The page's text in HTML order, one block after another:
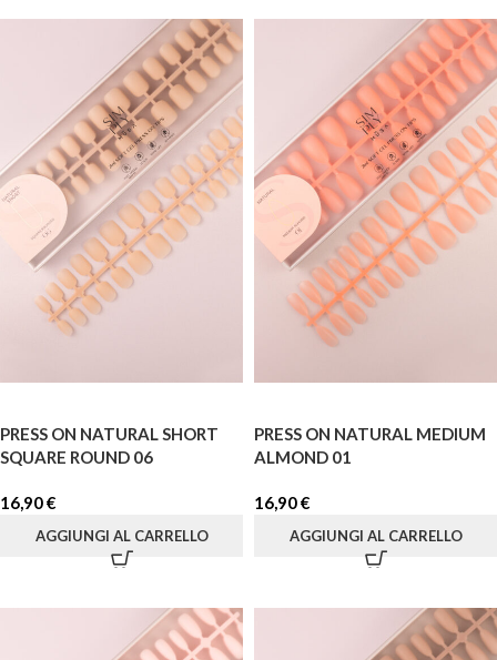
PRESS ON NATURAL SHORT
SQUARE ROUND 06
16,90€
AGGIUNGI AL CARRELLO
PRESS ON NATURAL MEDIUM
ALMOND 01
16,90€
AGGIUNGI AL CARRELLO